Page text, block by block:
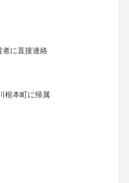
者に直接連絡
根本町に帰属